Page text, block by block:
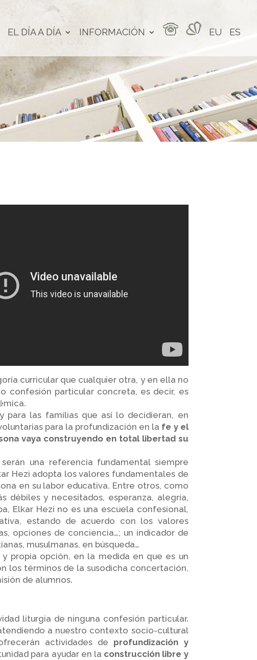
EL DÍA A DÍA INFORMACIÓN EU ES
curricular que cualquier otra, y en ella no
confesión particular concreta, es decir, es
las familias que así lo decidieran, en
para la profundización en la fe y el
vaya construyendo en total libertad su
una referencia fundamental siempre
Hezi adopta los valores fundamentales de
en su labor educativa. Entre otros, como
débiles y necesitados, esperanza, alegría,
Elkar Hezi no es una escuela confesional,
estando de acuerdo con los valores
opciones de conciencia…; un indicador de
musulmanas, en búsqueda…
propia opción, en la medida en que es un
los términos de la susodicha concertación,
de alumnos.
liturgia de ninguna confesión particular.
a nuestro contexto socio-cultural
actividades de profundización y
para ayudar en la construcción libre y